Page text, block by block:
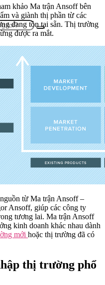
khảo Ma trận Ansoff bên
và giành thị phần từ các
đang tồn tại sẵn. Thị trường
được ra mắt.
từ Ma trận Ansoff –
Ansoff, giúp các công ty
tương lai. Ma trận Ansoff
kinh doanh khác nhau dành
mới hoặc thị trường đã có
thị trường phổ